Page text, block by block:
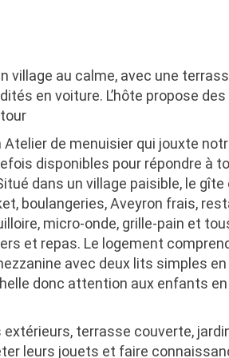
village au calme, avec une
en voiture. L’hôte propose
de menuisier qui jouxte
disponibles pour répondre à
dans un village paisible, le gîte
boulangeries, Aveyron frais,
micro-onde, grille-pain et
et repas. Le logement
avec deux lits simples
donc attention aux enfants en
terrasse couverte,
leurs jouets et faire